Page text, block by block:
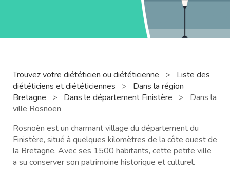
Trouvez votre diététicien ou diététicienne >
Liste des
diététiciens et diététiciennes
>
Dans la région
Bretagne
> Dans le département Finistère >
Dans la
ville Rosnoën
Rosnoën est un charmant village du département du
Finistère, situé à quelques kilomètres de la côte ouest de
la Bretagne. Avec ses 1500 habitants, cette petite ville
a su conserver son patrimoine historique et culturel.